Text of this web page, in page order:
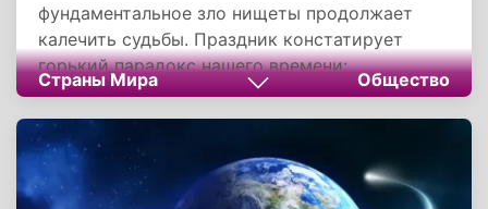
фундаментальное зло нищеты продолжает
калечить судьбы. Праздник констатирует
горький парадокс нашего времени:
беспрецедентное богатство соседствует с
глубокой бедностью, а путь к справедливости
оказался куда более тернистым, чем казалось
полвека назад. В конечном счёте, этот день
ставит перед обществом зеркало, заставляя
Страны Мира Общество